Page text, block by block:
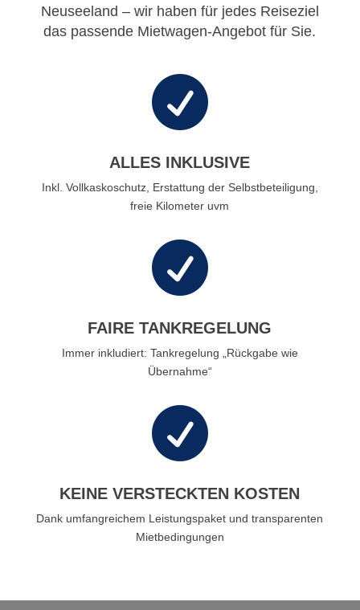
Neuseeland – wir haben für jedes Reiseziel
das passende Mietwagen-Angebot für Sie.

ALLES INKLUSIVE
Inkl. Vollkaskoschutz, Erstattung der Selbstbeteiligung,
freie Kilometer uvm

FAIRE TANKREGELUNG
Immer inkludiert: Tankregelung „Rückgabe wie
Übernahme“

KEINE VERSTECKTEN KOSTEN
Dank umfangreichem Leistungspaket und transparenten
Mietbedingungen